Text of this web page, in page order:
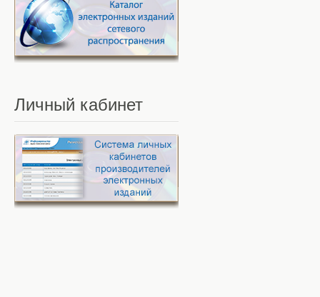
Личный кабинет